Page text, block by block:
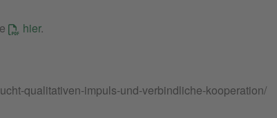
hier.
qualitativen-impuls-und-verbindliche-kooperation/